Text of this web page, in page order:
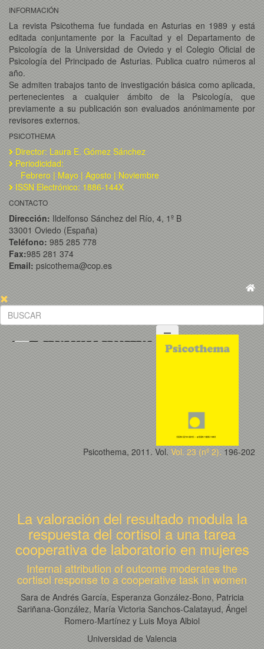
INFORMACIÓN
La revista Psicothema fue fundada en Asturias en 1989 y está
editada conjuntamente por la Facultad y el Departamento de
Psicología de la Universidad de Oviedo y el Colegio Oficial de
Psicología del Principado de Asturias. Publica cuatro números al
año.
Se admiten trabajos tanto de investigación básica como aplicada,
pertenecientes a cualquier ámbito de la Psicología, que
previamente a su publicación son evaluados anónimamente por
revisores externos.
PSICOTHEMA
Director: Laura E. Gómez Sánchez
Periodicidad:
Febrero | Mayo | Agosto | Noviembre
ISSN Electrónico: 1886-144X
CONTACTO
Dirección: Ildelfonso Sánchez del Río, 4, 1º B
33001 Oviedo (España)
Teléfono: 985 285 778
Fax:985 281 374
Email: psicothema@cop.es
Psicothema, 2011. Vol. Vol. 23 (nº 2). 196-202
La valoración del resultado modula la
respuesta del cortisol a una tarea
cooperativa de laboratorio en mujeres
Internal attribution of outcome moderates the
cortisol response to a cooperative task in women
Sara de Andrés García, Esperanza González-Bono, Patricia
Sariñana-González, María Victoria Sanchos-Calatayud, Ángel
Romero-Martínez y Luis Moya Albiol
Universidad de Valencia